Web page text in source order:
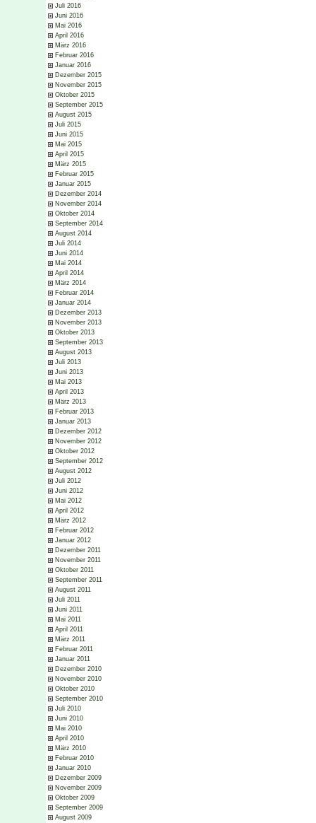
Juli 2016
Juni 2016
Mai 2016
April 2016
März 2016
Februar 2016
Januar 2016
Dezember 2015
November 2015
Oktober 2015
September 2015
August 2015
Juli 2015
Juni 2015
Mai 2015
April 2015
März 2015
Februar 2015
Januar 2015
Dezember 2014
November 2014
Oktober 2014
September 2014
August 2014
Juli 2014
Juni 2014
Mai 2014
April 2014
März 2014
Februar 2014
Januar 2014
Dezember 2013
November 2013
Oktober 2013
September 2013
August 2013
Juli 2013
Juni 2013
Mai 2013
April 2013
März 2013
Februar 2013
Januar 2013
Dezember 2012
November 2012
Oktober 2012
September 2012
August 2012
Juli 2012
Juni 2012
Mai 2012
April 2012
März 2012
Februar 2012
Januar 2012
Dezember 2011
November 2011
Oktober 2011
September 2011
August 2011
Juli 2011
Juni 2011
Mai 2011
April 2011
März 2011
Februar 2011
Januar 2011
Dezember 2010
November 2010
Oktober 2010
September 2010
Juli 2010
Juni 2010
Mai 2010
April 2010
März 2010
Februar 2010
Januar 2010
Dezember 2009
November 2009
Oktober 2009
September 2009
August 2009